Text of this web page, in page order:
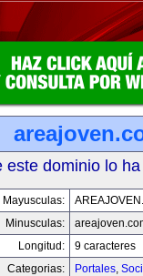
este dominio lo
Mayusculas:
Minusculas:
Longitud:
9 caracteres
Categorias:
Portales,